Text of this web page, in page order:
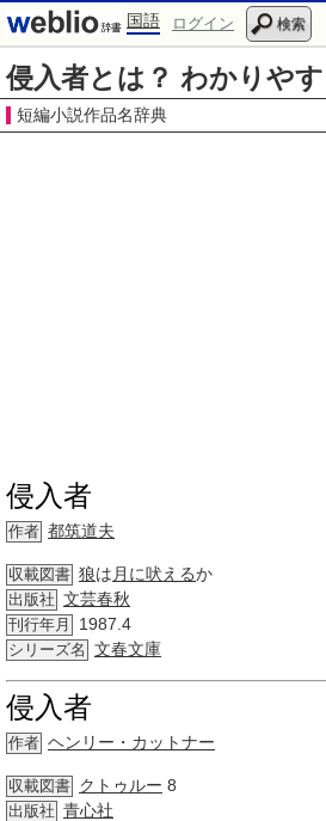
国語 ログイン 検索
侵入者とは？ わかりや
短編小説作品名辞典
侵入者
作者 都筑道夫
収載図書 狼は 月に吠えるか
出版社 文芸春秋
刊行年月 1987.4
シリーズ名 文春文庫
侵入者
作者 ヘンリー・カットナー
収載図書 クトゥルー 8
出版社 青心社